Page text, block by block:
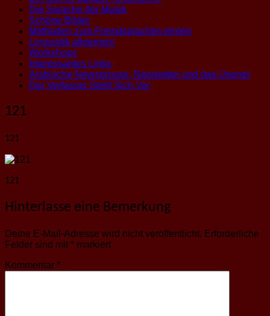
Die Sprache der Musik
Schöne Bilder
Methoden zum Fremdsprachen lernen
Linguistik allgemein
Workshops
Interessantes Links
Arabische Newsgroups, Newsletter und das Usenet
Der Verfasser Stellt Sich Vor
121
121
121
Hinterlasse eine Bemerkung
Deine E-Mail-Adresse wird nicht veröffentlicht. Erforderliche
Felder sind mit * markiert
Kommentar *